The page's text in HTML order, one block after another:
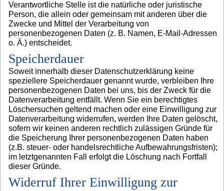
Verantwortliche Stelle ist die natürliche oder juristische
Person, die allein oder gemeinsam mit anderen über die
Zwecke und Mittel der Verarbeitung von
personenbezogenen Daten (z. B. Namen, E-Mail-Adressen
o. Ä.) entscheidet.
Speicherdauer
Soweit innerhalb dieser Datenschutzerklärung keine
speziellere Speicherdauer genannt wurde, verbleiben Ihre
personenbezogenen Daten bei uns, bis der Zweck für die
Datenverarbeitung entfällt. Wenn Sie ein berechtigtes
Löschersuchen geltend machen oder eine Einwilligung zur
Datenverarbeitung widerrufen, werden Ihre Daten gelöscht,
sofern wir keinen anderen rechtlich zulässigen Gründe für
die Speicherung Ihrer personenbezogenen Daten haben
(z.B. steuer- oder handelsrechtliche Aufbewahrungsfristen);
im letztgenannten Fall erfolgt die Löschung nach Fortfall
dieser Gründe.
Widerruf Ihrer Einwilligung zur